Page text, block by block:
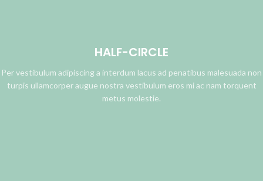
HALF-CIRCLE
Per vestibulum adipiscing a interdum lacus ad penatibus malesuada non
turpis ullamcorper augue nostra vestibulum eros mi ac nam torquent
metus molestie.